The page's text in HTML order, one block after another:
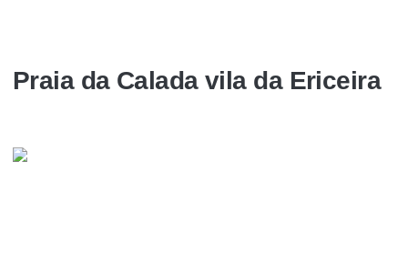
Praia da Calada vila da Ericeira